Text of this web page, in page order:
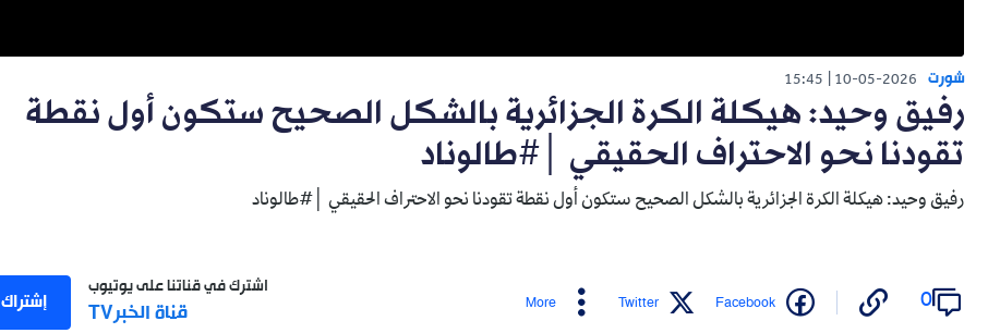
شورت 10-05-2026
15:45
رفيق وحيد: هيكلة الكرة الجزائرية بالشكل الصحيح ستكون أول نقطة
تقودنا نحو الاحتراف الحقيقي │#طالوناد
رفيق وحيد: هيكلة الكرة الجزائرية بالشكل الصحيح ستكون أول نقطة تقودنا نحو الاحتراف الحقيقي │#طالوناد
0
Facebook
Twitter
More
اشترك في قناتنا على يوتيوب
قناة الخبرTV إشتراك